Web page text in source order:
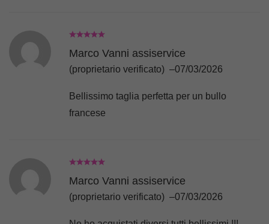
Marco Vanni assiservice
(proprietario verificato) –07/03/2026
Bellissimo taglia perfetta per un bullo
francese
Marco Vanni assiservice
(proprietario verificato) –07/03/2026